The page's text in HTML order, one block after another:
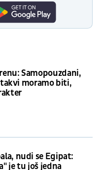
Samopouzdani,
moramo biti,
nudi se Egipat:
jedna